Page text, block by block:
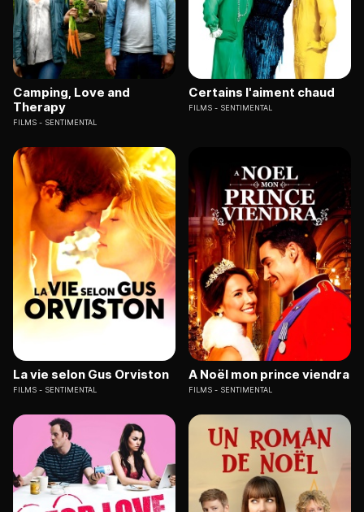
Camping, Love and
Therapy
FILMS SENTIMENTAL
Certains l'aiment chaud
FILMS SENTIMENTAL
La vie selon Gus Orviston
FILMS SENTIMENTAL
A Noël mon prince viendra
FILMS SENTIMENTAL